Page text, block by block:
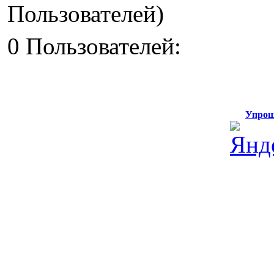
Пользователей)
0 Пользователей: